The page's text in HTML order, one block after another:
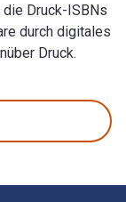
Druck-ISBNs
durch digitales
Druck.